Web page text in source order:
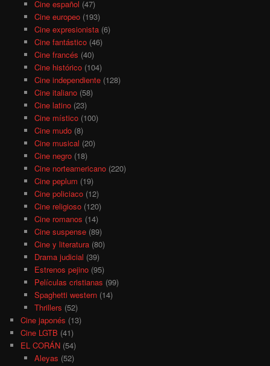
Cine español (47)
Cine europeo(193)
Cine expresionista(6)
Cine fantástico(46)
Cine francés (40)
Cine histórico(104)
Cine independiente(128)
Cine italiano(58)
Cine latino(23)
Cine místico(100)
Cine mudo(8)
Cine musical (20)
Cine negro(18)
Cine norteamericano(220)
Cine peplum (19)
Cine policiaco(12)
Cine religioso(120)
Cine romanos (14)
Cine suspense(89)
Cine y literatura(80)
Drama judicial (39)
Estrenos pejino(95)
Películas cristianas (99)
Spaghetti western(14)
Thrillers (52)
Cine japonés (13)
Cine LGTB (41)
EL CORÁN (54)
Aleyas (52)